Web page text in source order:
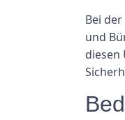
Bei
und
diesen